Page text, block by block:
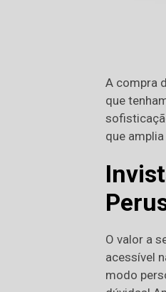
A compra
que
que
O valor a
acessível
modo